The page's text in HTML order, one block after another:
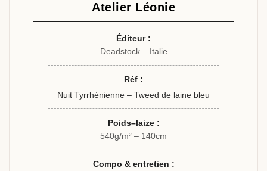
Atelier Léonie
Éditeur :
Deadstock – Italie
Réf :
Nuit Tyrrhénienne – Tweed de laine bleu
Poids–laize :
540g/m² – 140cm
Compo & entretien :